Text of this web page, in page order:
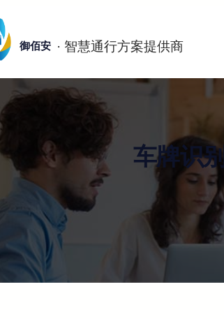
御佰安
车牌识